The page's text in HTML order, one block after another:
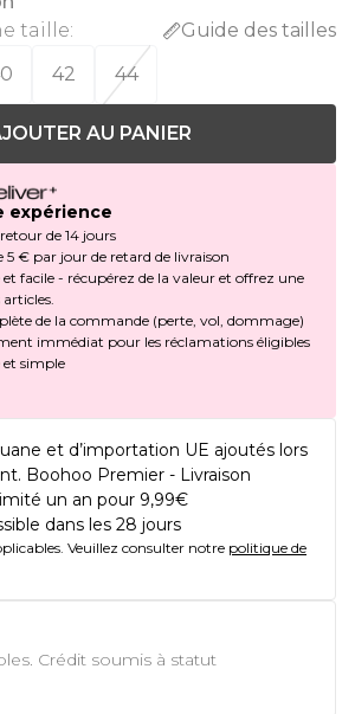
taille:
Guide des tailles
42 44
AU PANIER
expérience
de 14 jours
5 € par jour de retard de livraison
facile - récupérez de la valeur et offrez une
articles.
de la commande (perte, vol, dommage)
immédiat pour les réclamations éligibles
et simple
et d’importation UE ajoutés lors
Boohoo Premier - Livraison
un an pour 9,99€
dans les 28 jours
Veuillez consulter notre politique de
Crédit soumis à statut